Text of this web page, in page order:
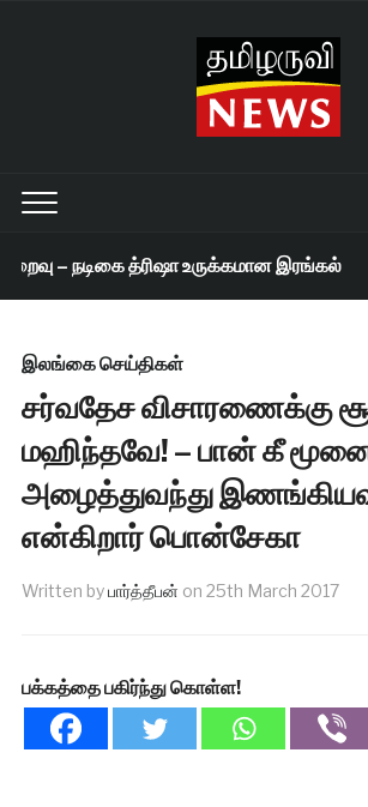
– நடிகை த்ரிஷா உருக்கமான இரங்கல்
இலங்கை செய்திகள்
சர்வதேச விசாரணைக்கு
மஹிந்தவே! – பான் கீ
அழைத்துவந்து
என்கிறார் பொன்சேகா
Written byபார்த்தீபன் on 25th March 2017
பக்கத்தை பகிர்ந்து கொள்ள!